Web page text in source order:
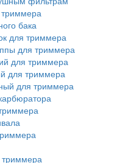
бака
для триммера
для триммера
для триммера
для триммера
для триммера